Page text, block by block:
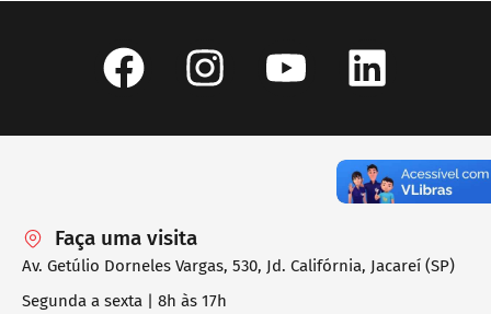
Faça uma visita
Av. Getúlio Dorneles Vargas, 530, Jd. Califórnia, Jacareí (SP)
Segunda a sexta | 8h às 17h